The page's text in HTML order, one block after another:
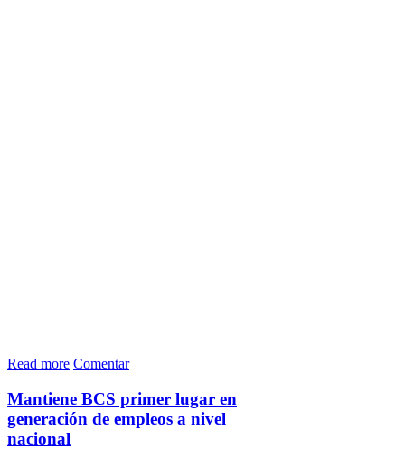
Read more Comentar
Mantiene BCS primer lugar en
generación de empleos a nivel
nacional